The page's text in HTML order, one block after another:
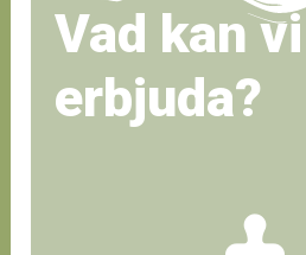
Vad kan vi
erbjuda?